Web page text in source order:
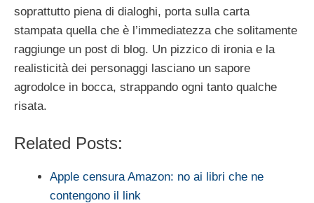
soprattutto piena di dialoghi, porta sulla carta
stampata quella che è l’immediatezza che solitamente
raggiunge un post di blog. Un pizzico di ironia e la
realisticità dei personaggi lasciano un sapore
agrodolce in bocca, strappando ogni tanto qualche
risata.
Related Posts:
Apple censura Amazon: no ai libri che ne
contengono il link